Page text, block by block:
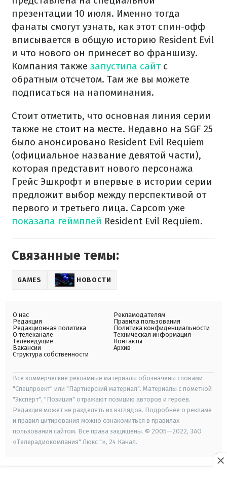
презентации 10 июля. Именно тогда
фанаты смогут узнать, как этот спин-офф
вписывается в общую историю Resident Evil
и что нового он принесет во франшизу.
Компания также запустила сайтс
обратным отсчетом. Там же вы можете
подписаться на напоминания.
Стоит отметить, что основная линия серии
также не стоит на месте. Недавно на SGF 25
было анонсировано Resident Evil Requiem
(официальное название девятой части),
которая представит нового персонажа
Грейс Эшкрофт и впервые в истории серии
предложит выбор между перспективой от
первого и третьего лица. Capcom уже
показала геймплей Resident Evil Requiem.
Связанные темы:
GAMES НОВОСТИ
О нас
Редакция
Редакционная политика
О телеканале
Телеведущие
Вакансии
Структура собственности
Рекламодателям
Правила пользования
Политика конфиденциальности
Техническая информация
Контакты
Архив
Все коммерческие рекламные материалы обозначены словами
"Спецпроект" или "Партнерский материал". Материалы с пометкой
"Эксперт", "Позиция" отражают позицию авторов и героев.
Редакция может не разделять их взглядов. Подробнее о рекламе
и правил цитирования можно ознакомиться в правилах
пользования сайтом. Все права защищены. © 2005—2022, ЗАО
«Телерадиокомпания" Люкс "», 24 Канал.